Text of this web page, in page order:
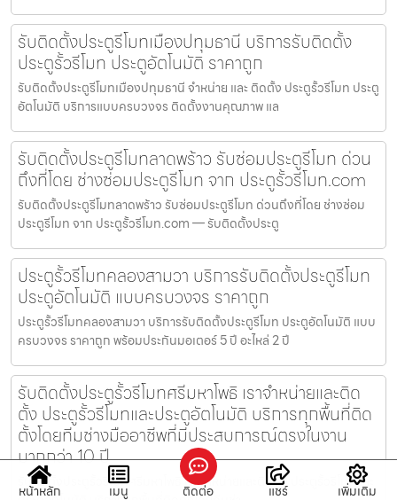
รับติดตั้งประตูรีโมทเมืองปทุมธานี บริการรับติดตั้ง
ประตูรั้วรีโมท ประตูอัตโนมัติ ราคาถูก
รับติดตั้งประตูรีโมทเมืองปทุมธานี จำหน่าย และ ติดตั้ง ประตูรั้วรีโมท ประตู
อัตโนมัติ บริการแบบครบวงจร ติดตั้งงานคุณภาพ แล
รับติดตั้งประตูรีโมทลาดพร้าว รับซ่อมประตูรีโมท ด่วน
ถึงที่โดย ช่างซ่อมประตูรีโมท จาก ประตูรั้วรีโมท.com
รับติดตั้งประตูรีโมทลาดพร้าว รับซ่อมประตูรีโมท ด่วนถึงที่โดย ช่างซ่อม
ประตูรีโมท จาก ประตูรั้วรีโมท.com — รับติดตั้งประตู
ประตูรั้วรีโมทคลองสามวา บริการรับติดตั้งประตูรีโมท
ประตูอัตโนมัติ แบบครบวงจร ราคาถูก
ประตูรั้วรีโมทคลองสามวา บริการรับติดตั้งประตูรีโมท ประตูอัตโนมัติ แบบ
ครบวงจร ราคาถูก พร้อมประกันมอเตอร์ 5 ปี อะไหล่ 2 ปี
รับติดตั้งประตูรั้วรีโมทศรีมหาโพธิ เราจำหน่ายและติด
ตั้ง ประตูรั้วรีโมทและประตูอัตโนมัติ บริการทุกพื้นที่ติด
ตั้งโดยทีมช่างมืออาชีพที่มีประสบการณ์ตรงในงาน
มากกว่า 10 ปี
รับติดตั้งประตูรั้วรีโมทศรีมหาโพธิ เราจำหน่ายและติดตั้ง ประตูรั้วรีโมทและ
หน้าหลัก เมนู ติดต่อ แชร์ เพิ่มเติม